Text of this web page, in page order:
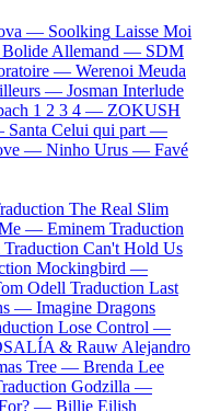
— Soolking Laisse Moi
Bolide Allemand — SDM
— Werenoi Meuda
— Josman Interlude
1 2 3 4 — ZOKUSH
Santa Celui qui part —
— Ninho Urus — Favé
The Real Slim
Me — Eminem Traduction
Traduction Can't Hold Us
Mockingbird —
Odell Traduction Last
— Imagine Dragons
Lose Control —
& Rauw Alejandro
Tree — Brenda Lee
Godzilla —
For? — Billie Eilish